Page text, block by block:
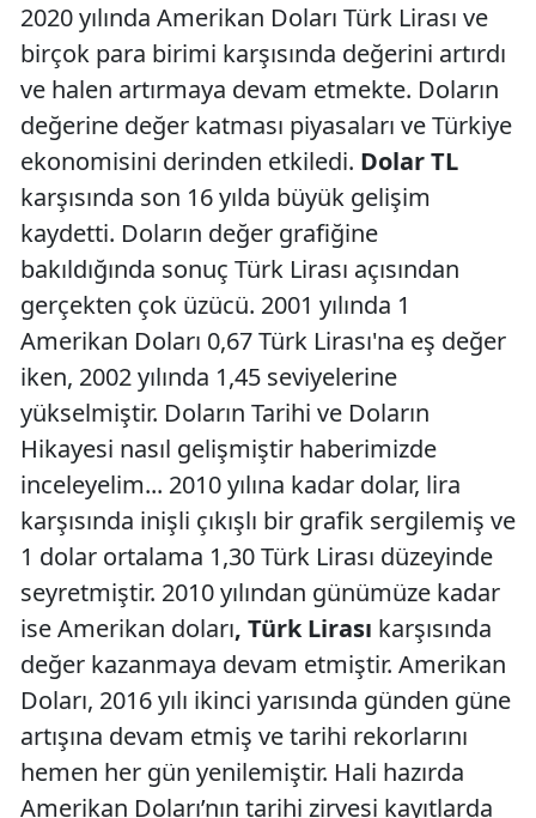
2020 yılında Amerikan Doları Türk Lirası ve
birçok para birimi karşısında değerini artırdı
ve halen artırmaya devam etmekte. Doların
değerine değer katması piyasaları ve Türkiye
ekonomisini derinden etkiledi. Dolar TL
karşısında son 16 yılda büyük gelişim
kaydetti. Doların değer grafiğine
bakıldığında sonuç Türk Lirası açısından
gerçekten çok üzücü. 2001 yılında 1
Amerikan Doları 0,67 Türk Lirası'na eş değer
iken, 2002 yılında 1,45 seviyelerine
yükselmiştir. Doların Tarihi ve Doların
Hikayesi nasıl gelişmiştir haberimizde
inceleyelim... 2010 yılına kadar dolar, lira
karşısında inişli çıkışlı bir grafik sergilemiş ve
1 dolar ortalama 1,30 Türk Lirası düzeyinde
seyretmiştir. 2010 yılından günümüze kadar
ise Amerikan doları, Türk Lirası karşısında
değer kazanmaya devam etmiştir. Amerikan
Doları, 2016 yılı ikinci yarısında günden güne
artışına devam etmiş ve tarihi rekorlarını
hemen her gün yenilemiştir. Hali hazırda
Amerikan Doları’nın tarihi zirvesi kayıtlarda